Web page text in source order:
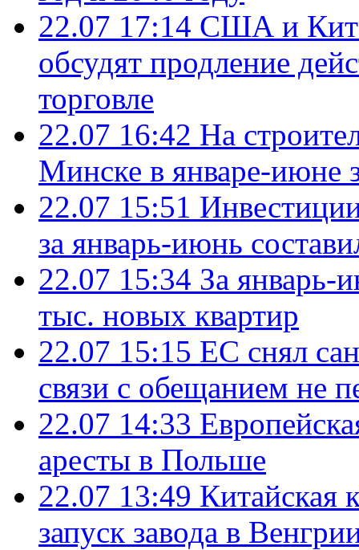
22.07 17:14 США и
обсудят продление
торговле
22.07 16:42 На
Минске в январе-июне
22.07 15:51
за январь-июнь
22.07 15:34 За январь-
тыс. новых квартир
22.07 15:15 ЕС снял
связи с обещанием не
22.07 14:33
аресты в Польше
22.07 13:49 Китайская
запуск завода в